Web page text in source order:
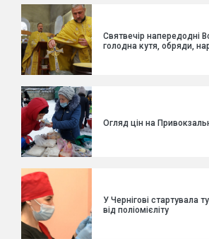
Святвечір напередодні
голодна кутя, обряди,
Огляд цін на
У Чернігові стартувала
від поліомієліту